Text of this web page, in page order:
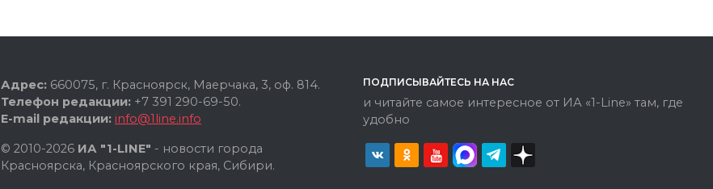
Адрес: 660075, г. Красноярск, Маерчака, 3, оф. 814.
Телефон редакции: +7 391 290-69-50.
E-mail редакции: info@1line.info
© 2010-2026 ИА "1-LINE" - новости города
Красноярска, Красноярского края, Сибири.
ПОДПИСЫВАЙТЕСЬ НА НАС
и читайте самое интересное от ИА «1-Line» там, где
удобно